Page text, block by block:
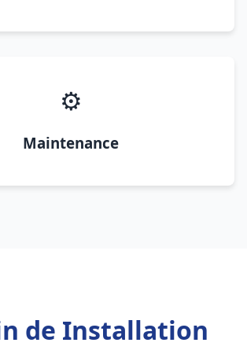
⚙️
Maintenance
de Installation